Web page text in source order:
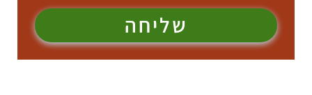
שליחה